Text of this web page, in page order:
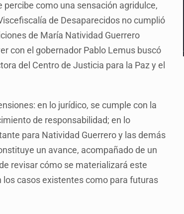
como una sensación agridulce,
de Desaparecidos no cumplió
de María Natividad Guerrero
con el gobernador Pablo Lemus buscó
del Centro de Justicia para la Paz y el
en lo jurídico, se cumple con la
de responsabilidad; en lo
para Natividad Guerrero y las demás
un avance, acompañado de un
revisar cómo se materializará este
casos existentes como para futuras